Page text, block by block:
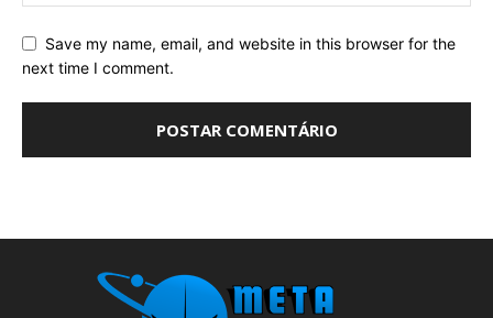
Save my name, email, and website in this browser for the
next time I comment.